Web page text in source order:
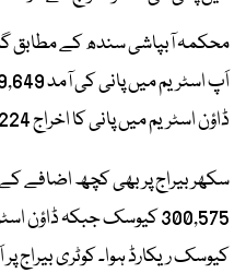
محکمہ آبپاشی سندھ کے مطابق
ڈاؤن اسٹریم میں پانی کا اخراج 354,224 کیوسک ریکارڈ کیا گیا۔
سکھر بیراج پر بھی کچھ اضافے
کیوسک ریکارڈ ہوا۔ کوٹری بیراج